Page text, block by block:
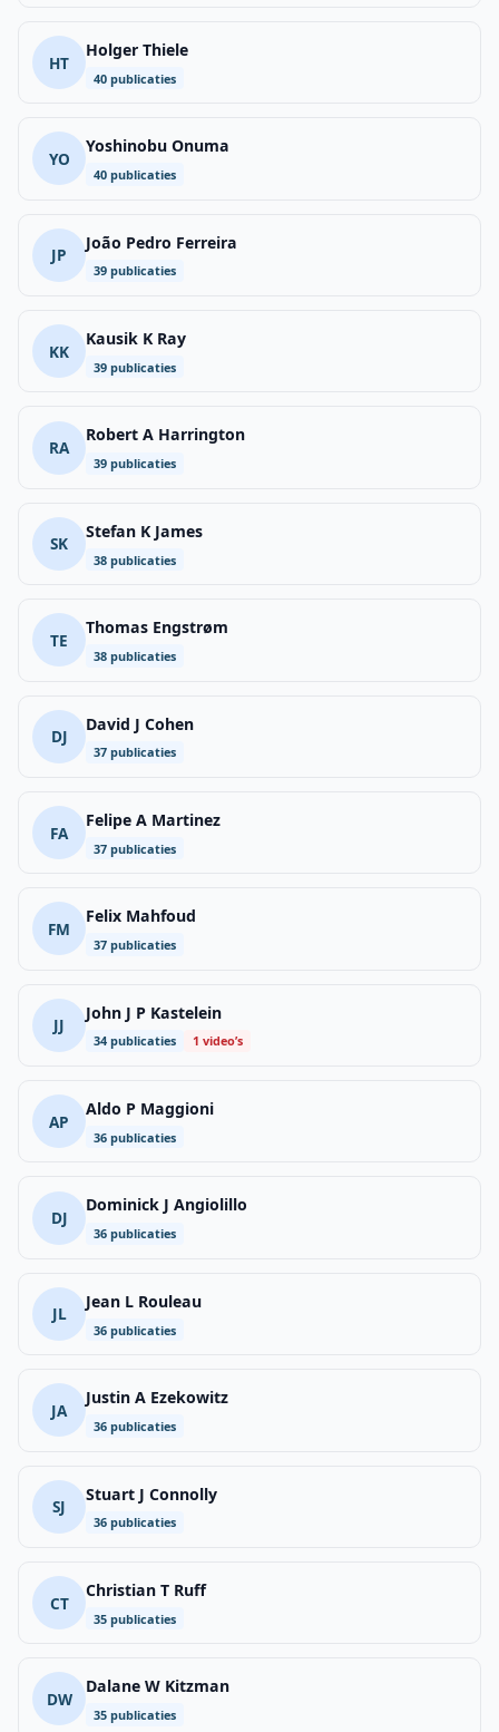
HT
Holger Thiele
40 publicaties
YO
Yoshinobu Onuma
40 publicaties
JP
João Pedro Ferreira
39 publicaties
KK
Kausik K Ray
39 publicaties
RA
Robert A Harrington
39 publicaties
SK
Stefan K James
38 publicaties
TE
Thomas Engstrøm
38 publicaties
DJ
David J Cohen
37 publicaties
FA
Felipe A Martinez
37 publicaties
FM
Felix Mahfoud
37 publicaties
JJ
John J P Kastelein
34 publicaties 1 video’s
AP
Aldo P Maggioni
36 publicaties
DJ
Dominick J Angiolillo
36 publicaties
JL
Jean L Rouleau
36 publicaties
JA
Justin A Ezekowitz
36 publicaties
SJ
Stuart J Connolly
36 publicaties
CT
Christian T Ruff
35 publicaties
DW
Dalane W Kitzman
35 publicaties